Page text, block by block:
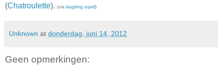
(Chatroulette). (via laughing squid)
Unknown at donderdag, juni 14, 2012
Geen opmerkingen: